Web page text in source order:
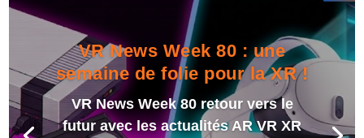
VR News Week 80 : une
semaine de folie pour la XR !
VR News Week 80 retour vers le
futur avec les actualités AR VR XR